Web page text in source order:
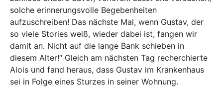
solche erinnerungsvolle Begebenheiten
aufzuschreiben! Das nächste Mal, wenn Gustav, der
so viele Stories weiß, wieder dabei ist, fangen wir
damit an. Nicht auf die lange Bank schieben in
diesem Alter!“ Gleich am nächsten Tag recherchierte
Alois und fand heraus, dass Gustav im Krankenhaus
sei in Folge eines Sturzes in seiner Wohnung.